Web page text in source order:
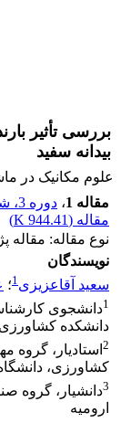
بررسی تأثیر
بیدانه سفید
علوم مکانیک در
مقاله 1
، دوره 3، شماره 1
مقاله (944.41 K
)
نوع مقاله: مقاله
نویسندگان
سعید آقاعزیزی 1؛
1دانشجوی
دانشکده
2 استادیار، گروه
کشاورزی،
3دانشیار، گروه
ارومیه